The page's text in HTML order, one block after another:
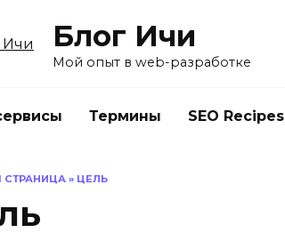
Блог Ичи
Мой опыт в web-разработке
Термины SEO Recipes
СТРАНИЦА » ЦЕЛЬ